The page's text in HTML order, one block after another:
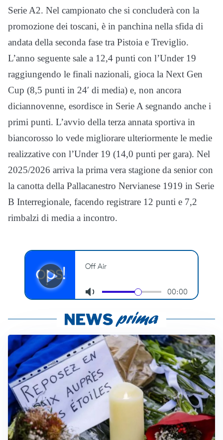
Serie A2. Nel campionato che si concluderà con la
promozione dei toscani, è in panchina nella sfida di
andata della seconda fase tra Pistoia e Treviglio.
L’anno seguente sale a 12,4 punti con l’Under 19
raggiungendo le finali nazionali, gioca la Next Gen
Cup (8,5 punti in 24′ di media) e, non ancora
diciannovenne, esordisce in Serie A segnando anche i
primi punti. L’avvio della terza annata sportiva in
biancorosso lo vede migliorare ulteriormente le medie
realizzative con l’Under 19 (14,0 punti per gara). Nel
2025/2026 arriva la prima vera stagione da senior con
la canotta della Pallacanestro Nervianese 1919 in Serie
B Interregionale, facendo registrare 12 punti e 7,2
rimbalzi di media a incontro.